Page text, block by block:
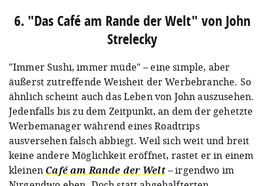
6. "Das Café am Rande der Welt" von John
Strelecky
"Immer Sushi, immer müde" – eine simple, aber
äußerst zutreffende Weisheit der Werbebranche. So
ähnlich scheint auch das Leben von John auszusehen.
Jedenfalls bis zu dem Zeitpunkt, an dem der gehetzte
Werbemanager während eines Roadtrips
ausversehen falsch abbiegt. Weil sich weit und breit
keine andere Möglichkeit eröffnet, rastet er in einem
kleinen Café am Rande der Welt–irgendwo im